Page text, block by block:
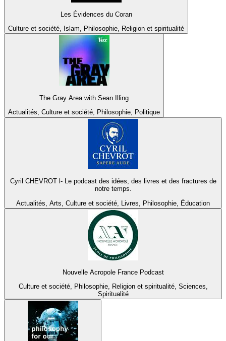
Les Évidences du Coran
Culture et société, Islam, Philosophie, Religion et spiritualité
The Gray Area with Sean Illing
Actualités, Culture et société, Philosophie, Politique
Cyril CHEVROT l- Le podcast des idées, des livres et des fractures de
notre temps.
Actualités, Arts, Culture et société, Livres, Philosophie, Éducation
Nouvelle Acropole France Podcast
Culture et société, Philosophie, Religion et spiritualité, Sciences,
Spiritualité